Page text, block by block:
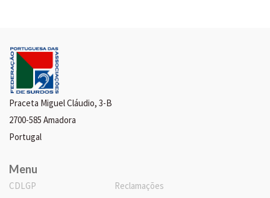
Praceta Miguel Cláudio, 3-B
2700-585 Amadora
Portugal
Menu
CDLGP
Reclamações